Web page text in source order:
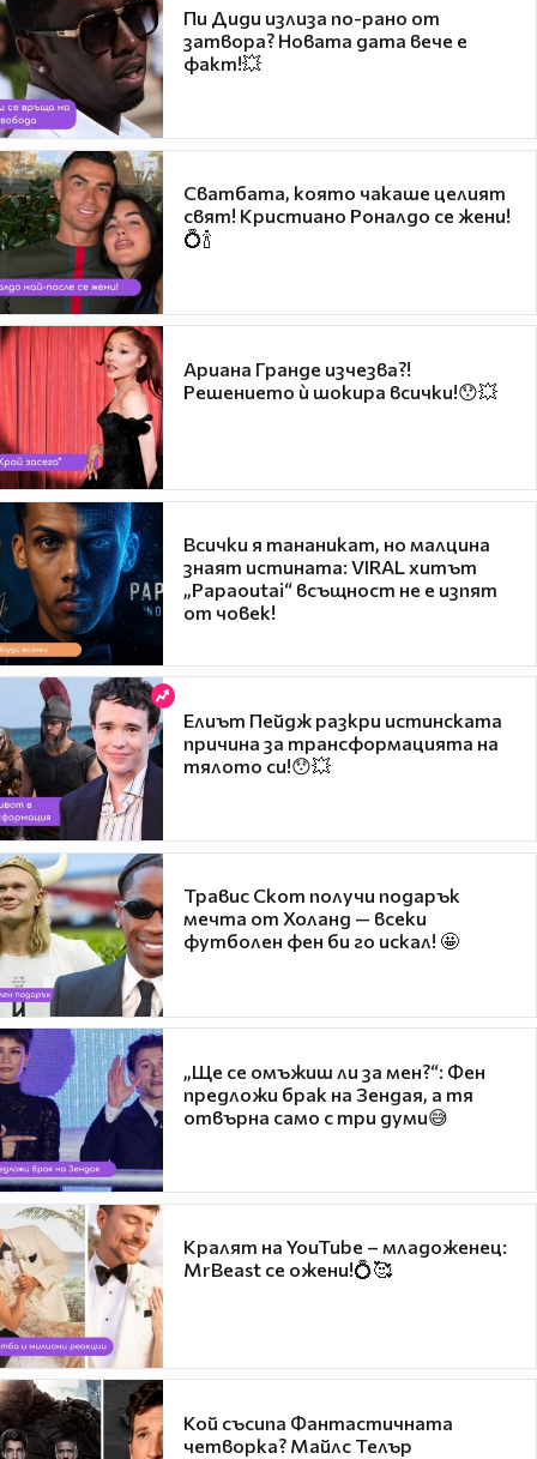
Пи Диди излиза по-рано от
затвора? Новата дата вече е
факт!💥
Сватбата, която чакаше целият
свят! Кристиано Роналдо се жени!
💍🍾
Ариана Гранде изчезва?!
Решението ѝ шокира всички!😯💥
Всички я тананикат, но малцина
знаят истината: VIRAL хитът
„Papaoutai“ всъщност не е изпят
от човек!
Елиът Пейдж разкри истинската
причина за трансформацията на
тялото си!😯💥
Травис Скот получи подарък
мечта от Холанд — всеки
футболен фен би го искал! 🤩
„Ще се омъжиш ли за мен?“: Фен
предложи брак на Зендая, а тя
отвърна само с три думи😅
Кралят на YouTube – младоженец:
MrBeast се ожени!💍🥰
Кой съсипа Фантастичната
четворка? Майлс Телър